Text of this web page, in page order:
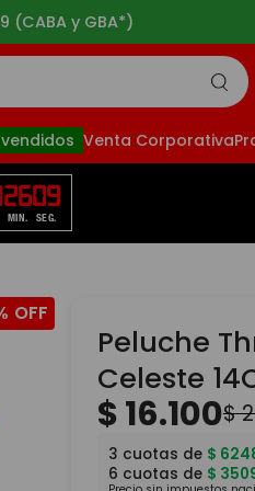
(CABA y GBA*)
Venta Corporativa
26
MIN.
09
SEG.
Peluche
Celeste
$16.100$
3 cuotas de $
6 cuotas de $